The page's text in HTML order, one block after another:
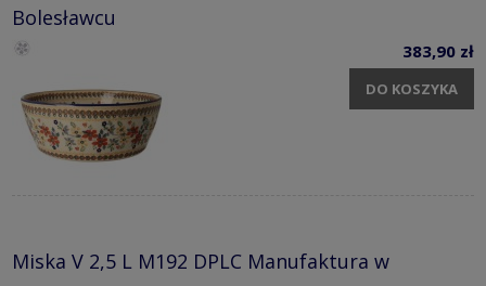
Bolesławcu
383,90 zł
DO KOSZYKA
Miska V 2,5 L M192 DPLC Manufaktura w